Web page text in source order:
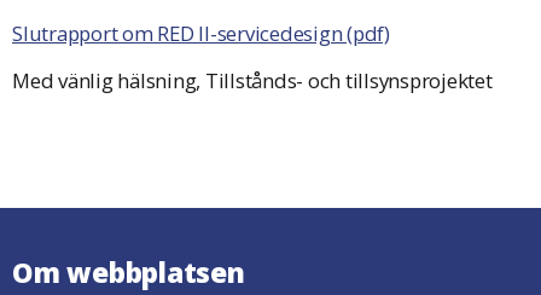
Slutrapport om RED II-servicedesign (pdf)
Med vänlig hälsning, Tillstånds- och tillsynsprojektet
Om webbplatsen